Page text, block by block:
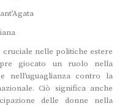
nelle politiche estere
giocato un ruolo nella
nell’uguaglianza contro la
Ciò significa anche
delle donne nella